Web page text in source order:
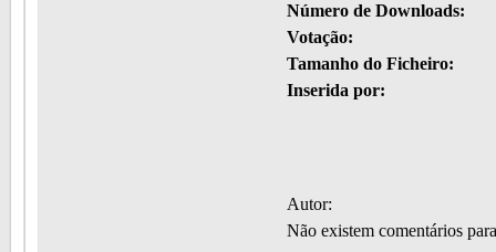
Número de Downloads:
Votação:
Tamanho do Ficheiro:
Inserida por:
Autor:
Não existem comentários